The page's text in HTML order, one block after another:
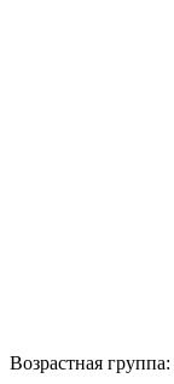
Возрастная группа: